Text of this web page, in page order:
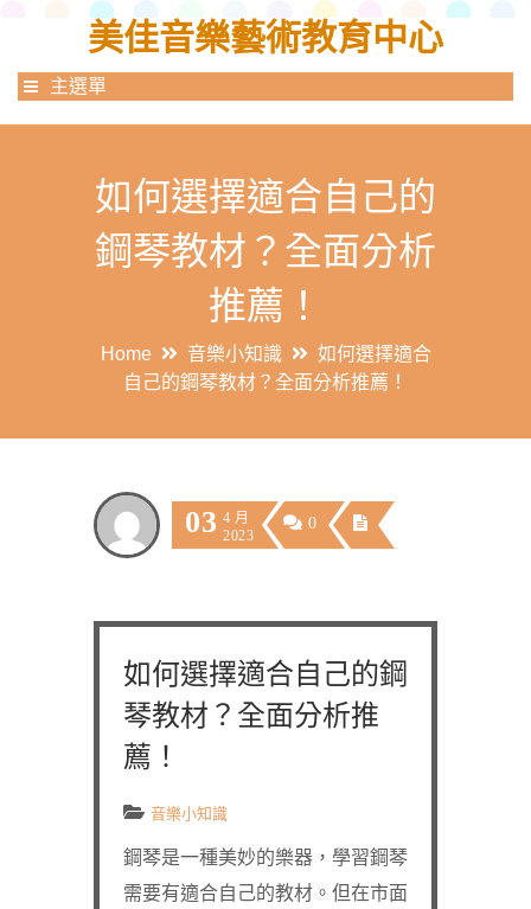
美佳音樂藝術教育中心
主選單
如何選擇適合自己的
鋼琴教材？全面分析
推薦！
Home 音樂小知識
如何選擇適合
自己的鋼琴教材？全面分析推薦！
03 4 月
2023
0
如何選擇適合自己的鋼
琴教材？全面分析推
薦！
音樂小知識
鋼琴是一種美妙的樂器，學習鋼琴
需要有適合自己的教材。但在市面